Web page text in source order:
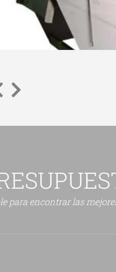
para encontrar las